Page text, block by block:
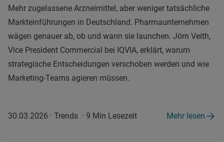
Mehr zugelassene Arzneimittel, aber weniger tatsächliche
Markteinführungen in Deutschland. Pharmaunternehmen
wägen genauer ab, ob und wann sie launchen. Jörn Veith,
Vice President Commercial bei IQVIA, erklärt, warum
strategische Entscheidungen verschoben werden und wie
Marketing-Teams agieren müssen.
30.03.2026 · Trends · 9 Min Lesezeit Mehr lesen